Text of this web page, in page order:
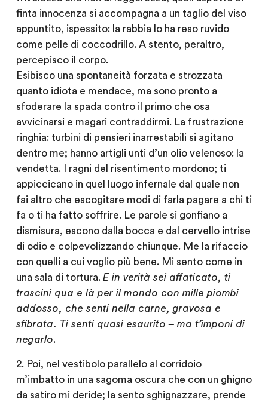
finta innocenza si accompagna a un taglio del viso
appuntito, ispessito: la rabbia lo ha reso ruvido
come pelle di coccodrillo. A stento, peraltro,
percepisco il corpo.
Esibisco una spontaneità forzata e strozzata
quanto idiota e mendace, ma sono pronto a
sfoderare la spada contro il primo che osa
avvicinarsi e magari contraddirmi. La frustrazione
ringhia: turbini di pensieri inarrestabili si agitano
dentro me; hanno artigli unti d’un olio velenoso: la
vendetta. I ragni del risentimento mordono; ti
appiccicano in quel luogo infernale dal quale non
fai altro che escogitare modi di farla pagare a chi ti
fa o ti ha fatto soffrire. Le parole si gonfiano a
dismisura, escono dalla bocca e dal cervello intrise
di odio e colpevolizzando chiunque. Me la rifaccio
con quelli a cui voglio più bene. Mi sento come in
una sala di tortura. E in verità sei affaticato, ti
trascini qua e là per il mondo con mille piombi
addosso, che senti nella carne, gravosa e
sfibrata. Ti senti quasi esaurito – ma t’imponi di
negarlo.
2. Poi, nel vestibolo parallelo al corridoio
m’imbatto in una sagoma oscura che con un ghigno
da satiro mi deride; la sento sghignazzare, prende